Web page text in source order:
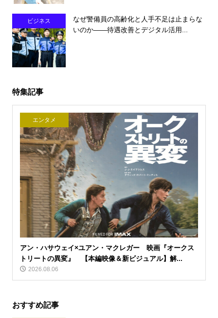
ビジネス
なぜ警備員の高齢化と人手不足は止まらな
いのか――待遇改善とデジタル活用...
特集記事
エンタメ
アン・ハサウェイ×ユアン・マクレガー 映画『オークス
トリートの異変』 【本編映像＆新ビジュアル】解...
2026.08.06
おすすめ記事